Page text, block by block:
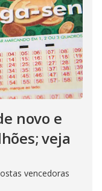
novo e
veja
vencedoras